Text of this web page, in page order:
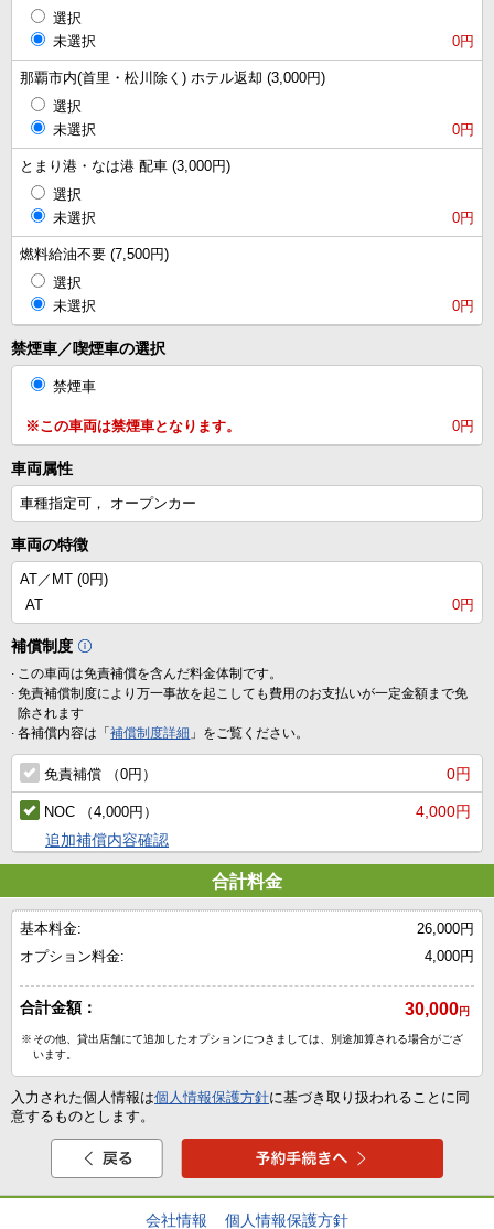
選択
未選択
0円
那覇市内(首里・松川除く) ホテル返却 (3,000円)
選択
未選択
0円
とまり港・なは港 配車 (3,000円)
選択
未選択
0円
燃料給油不要 (7,500円)
選択
未選択
0円
禁煙車／喫煙車の選択
禁煙車
※この車両は禁煙車となります。 0円
車両属性
車種指定可， オープンカー
車両の特徴
AT／MT (0円)
AT
0円
補償制度
この車両は免責補償を含んだ料金体制です。
免責補償制度により万一事故を起こしても費用のお支払いが一定金額まで免
除されます
各補償内容は「補償制度詳細 」をご覧ください。
免責補償 （0円） 0円
NOC （4,000円）
4,000円
追加補償内容確認
合計料金
基本料金:
26,000円
オプション料金:
4,000円
合計金額： 30,000円
※ その他、貸出店舗にて追加したオプションにつきましては、別途加算される場合がござ
います。
入力された個人情報は個人情報保護方針に基づき取り扱われることに同
意するものとします。
会社情報 個人情報保護方針